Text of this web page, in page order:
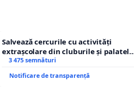
Salvează cercurile cu activități
extrașcolare din cluburile și palatele
copiilor
3 475 semnături
Notificare de transparență